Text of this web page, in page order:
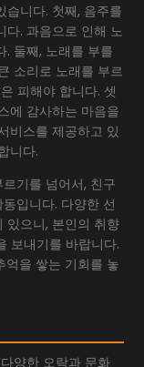
습니다. 첫째, 음주를
다. 과음으로 인해 노
. 둘째, 노래를 부를
소리로 노래를 부르
피해야 합니다. 셋
에 감사하는 마음을
비스를 제공하고 있
니다.
기를 넘어서, 친구
입니다. 다양한 선
있으니, 본인의 취향
보내기를 바랍니다.
억을 쌓는 기회를 놓
양한 오락과 문화